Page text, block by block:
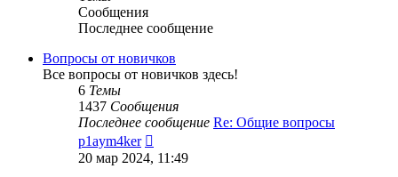
Сообщения
Последнее сообщение
Вопросы от новичков
Все вопросы от новичков здесь!
6 Темы
1437 Сообщения
Последнее сообщение Re: Общие вопросы
p1aym4ker
к
20 мар 2024, 11:49